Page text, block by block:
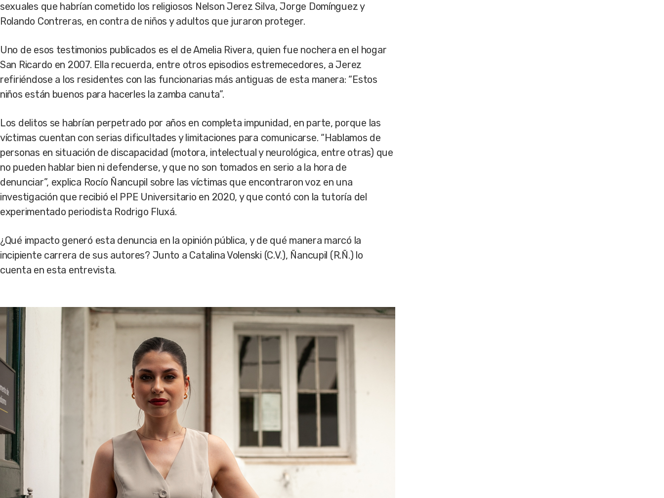
sexuales que habrían cometido los religiosos Nelson Jerez Silva, Jorge Domínguez y
Rolando Contreras, en contra de niños y adultos que juraron proteger.
Uno de esos testimonios publicados es el de Amelia Rivera, quien fue nochera en el hogar
San Ricardo en 2007. Ella recuerda, entre otros episodios estremecedores, a Jerez
refiriéndose a los residentes con las funcionarias más antiguas de esta manera: “Estos
niños están buenos para hacerles la zamba canuta”.
Los delitos se habrían perpetrado por años en completa impunidad, en parte, porque las
víctimas cuentan con serias dificultades y limitaciones para comunicarse. “Hablamos de
personas en situación de discapacidad (motora, intelectual y neurológica, entre otras) que
no pueden hablar bien ni defenderse, y que no son tomados en serio a la hora de
denunciar”, explica Rocío Ñancupil sobre las víctimas que encontraron voz en una
investigación que recibió el PPE Universitario en 2020, y que contó con la tutoría del
experimentado periodista Rodrigo Fluxá.
¿Qué impacto generó esta denuncia en la opinión pública, y de qué manera marcó la
incipiente carrera de sus autores? Junto a Catalina Volenski (C.V.), Ñancupil (R.Ñ.) lo
cuenta en esta entrevista.